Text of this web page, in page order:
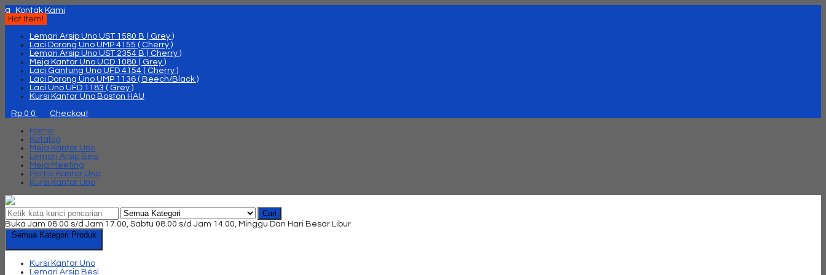
q
Kontak Kami
Hot Item!
Lemari Arsip Uno UST 1580 B ( Grey )
Laci Dorong Uno UMP 4155 ( Cherry )
Lemari Arsip Uno UST 2354 B ( Cherry )
Meja Kantor Uno UCD 1080 ( Grey )
Laci Gantung Uno UFD 4154 ( Cherry )
Laci Dorong Uno UMP 1136 ( Beech/Black )
Laci Uno UFD 1183 ( Grey )
Kursi Kantor Uno Boston HAU
Rp 0 0
Checkout
Home
Katalog
Meja Kantor Uno
Lemari Arsip Besi
Meja Meeting
Partisi Kantor Uno
Kursi Kantor Uno
Cari
Buka Jam 08.00 s/d Jam 17.00, Sabtu 08.00 s/d Jam 14.00, Minggu Dan Hari Besar Libur
Semua Kategori Produk
Kursi Kantor Uno
Lemari Arsip Besi